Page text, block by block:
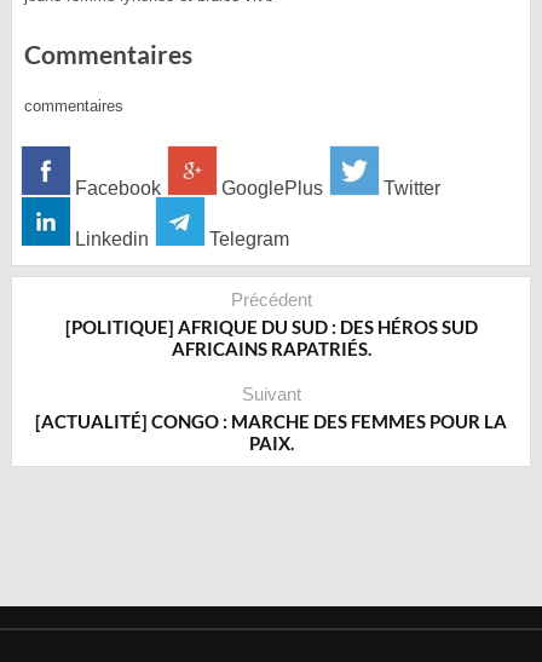
Commentaires
commentaires
Facebook GooglePlus Twitter
Linkedin Telegram
Précédent
[POLITIQUE] AFRIQUE DU SUD : DES HÉROS SUD
AFRICAINS RAPATRIÉS.
Suivant
[ACTUALITÉ] CONGO : MARCHE DES FEMMES POUR LA
PAIX.